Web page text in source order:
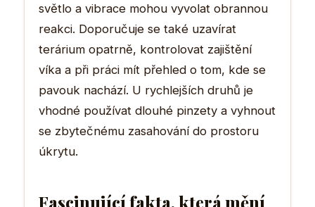
světlo a vibrace mohou vyvolat obrannou
reakci. Doporučuje se také uzavírat
terárium opatrně, kontrolovat zajištění
víka a při práci mít přehled o tom, kde se
pavouk nachází. U rychlejších druhů je
vhodné používat dlouhé pinzety a vyhnout
se zbytečnému zasahování do prostoru
úkrytu.
Fascinující fakta, která mění